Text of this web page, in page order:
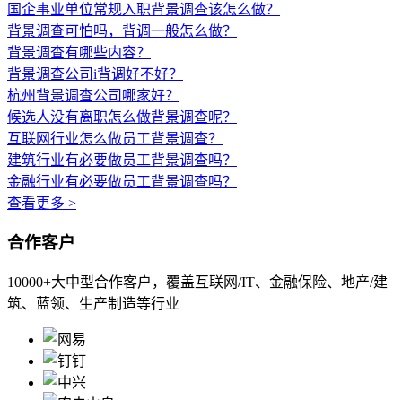
国企事业单位常规入职背景调查该怎么做？
背景调查可怕吗，背调一般怎么做？
背景调查有哪些内容？
背景调查公司i背调好不好？
杭州背景调查公司哪家好？
候选人没有离职怎么做背景调查呢？
互联网行业怎么做员工背景调查？
建筑行业有必要做员工背景调查吗？
金融行业有必要做员工背景调查吗？
查看更多 >
合作客户
10000+大中型合作客户，覆盖互联网/IT、金融保险、地产/建
筑、蓝领、生产制造等行业